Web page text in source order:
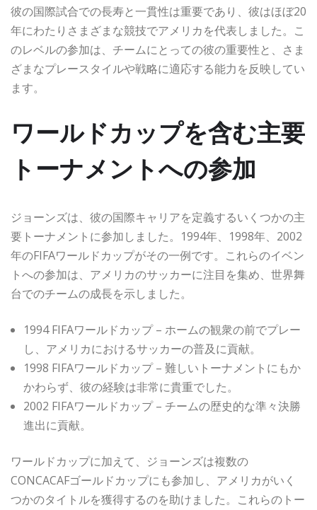
彼の国際試合での長寿と一貫性は重要であり、彼はほぼ20
年にわたりさまざまな競技でアメリカを代表しました。こ
のレベルの参加は、チームにとっての彼の重要性と、さま
ざまなプレースタイルや戦略に適応する能力を反映してい
ます。
ワールドカップを含む主要
トーナメントへの参加
ジョーンズは、彼の国際キャリアを定義するいくつかの主
要トーナメントに参加しました。1994年、1998年、2002
年のFIFAワールドカップがその一例です。これらのイベン
トへの参加は、アメリカのサッカーに注目を集め、世界舞
台でのチームの成長を示しました。
1994 FIFAワールドカップ – ホームの観衆の前でプレー
し、アメリカにおけるサッカーの普及に貢献。
1998 FIFAワールドカップ – 難しいトーナメントにもか
かわらず、彼の経験は非常に貴重でした。
2002 FIFAワールドカップ – チームの歴史的な準々決勝
進出に貢献。
ワールドカップに加えて、ジョーンズは複数の
CONCACAFゴールドカップにも参加し、アメリカがいく
つかのタイトルを獲得するのを助けました。これらのトー